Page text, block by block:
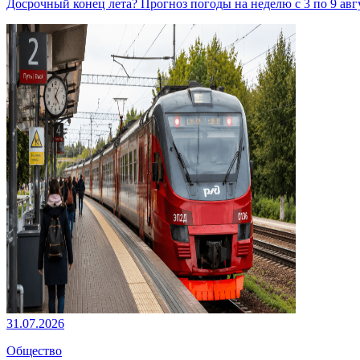
Досрочный конец лета? Прогноз погоды на неделю с 3 по 9
31.07.2026
Общество